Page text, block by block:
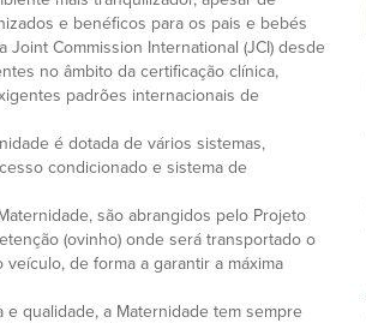
e benéficos para os pais e bebés
Commission International (JCI) desde
no âmbito da certificação clínica,
padrões internacionais de
é dotada de vários sistemas,
condicionado e sistema de
são abrangidos pelo Projeto
(ovinho) onde será transportado o
de forma a garantir a máxima
qualidade, a Maternidade tem sempre